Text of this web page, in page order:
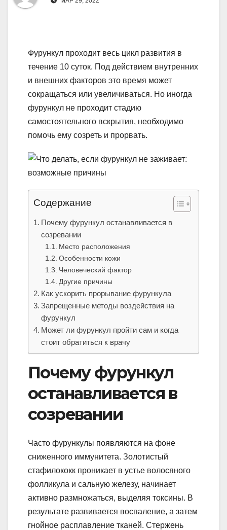
Фурункул проходит весь цикл развития в
течение 10 суток. Под действием внутренних
и внешних факторов это время может
сокращаться или увеличиваться. Но иногда
фурункул не проходит стадию
самостоятельного вскрытия, необходимо
помочь ему созреть и прорвать.
Содержание
Почему фурункул останавливается в
созревании
Место расположения
Особенности кожи
Человеческий фактор
Другие причины
Как ускорить прорывание фурункула
Запрещенные методы воздействия на
фурункул
Может ли фурункул пройти сам и когда
стоит обратиться к врачу
Почему фурункул
останавливается в
созревании
Часто фурункулы появляются на фоне
сниженного иммунитета. Золотистый
стафилококк проникает в устье волосяного
фолликула и сальную железу, начинает
активно размножаться, выделяя токсины. В
результате развивается воспаление, а затем
гнойное расплавление тканей. Стержень